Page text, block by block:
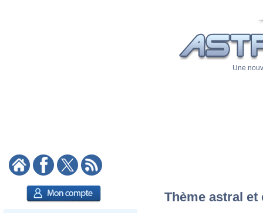
Une
Thème astral et